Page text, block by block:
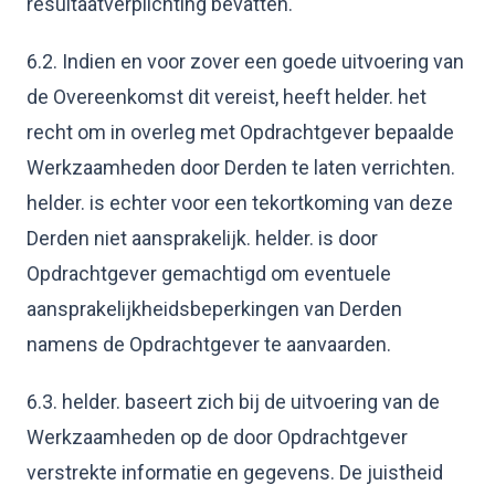
6.2. Indien en voor zover een goede uitvoering van
de Overeenkomst dit vereist, heeft helder. het
recht om in overleg met Opdrachtgever bepaalde
Werkzaamheden door Derden te laten verrichten.
helder. is echter voor een tekortkoming van deze
Derden niet aansprakelijk. helder. is door
Opdrachtgever gemachtigd om eventuele
aansprakelijkheidsbeperkingen van Derden
namens de Opdrachtgever te aanvaarden.
6.3. helder. baseert zich bij de uitvoering van de
Werkzaamheden op de door Opdrachtgever
verstrekte informatie en gegevens. De juistheid